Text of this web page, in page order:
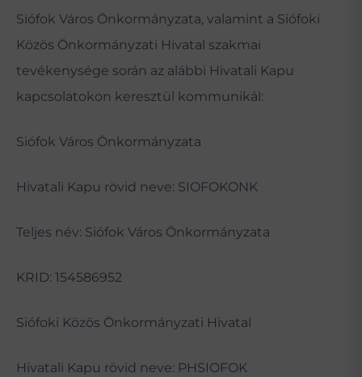
Siófok Város Önkormányzata, valamint a Siófoki
Közös Önkormányzati Hivatal szakmai
tevékenysége során az alábbi Hivatali Kapu
kapcsolatokon keresztül kommunikál:
Siófok Város Önkormányzata
Hivatali Kapu rövid neve: SIOFOKONK
Teljes név: Siófok Város Önkormányzata
KRID: 154586952
Siófoki Közös Önkormányzati Hivatal
Hivatali Kapu rövid neve: PHSIOFOK